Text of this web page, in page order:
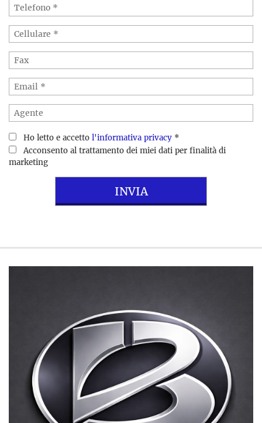
Ho letto e accetto l'informativa privacy *
Acconsento al trattamento dei miei dati per finalità di
marketing